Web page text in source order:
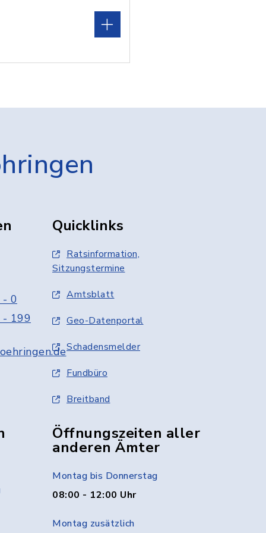
0
199
Quicklinks
Ratsinformation,
Sitzungstermine
Amtsblatt
Geo-Datenportal
Schadensmelder
Fundbüro
Breitband
Öffnungszeiten aller
anderen Ämter
Montag bis Donnerstag
08:00 - 12:00 Uhr
Montag zusätzlich